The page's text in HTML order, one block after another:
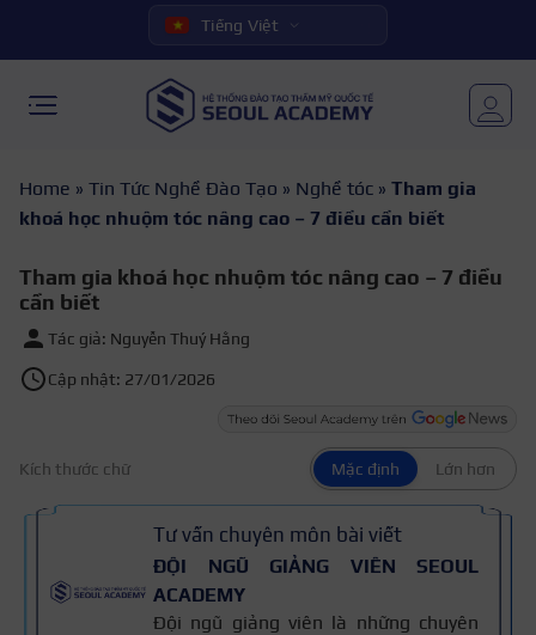
Tiếng Việt
Home » Tin Tức Nghề Đào Tạo » Nghề tóc » Tham gia
khoá học nhuộm tóc nâng cao – 7 điều cần biết
Tham gia khoá học nhuộm tóc nâng cao – 7 điều
cần biết
Tác giả: Nguyễn Thuý Hằng
Cập nhật: 27/01/2026
Kích thước chữ Mặc định Lớn hơn
Tư vấn chuyên môn bài viết
ĐỘI NGŨ GIẢNG VIÊN SEOUL
ACADEMY
Đội ngũ giảng viên là những chuyên